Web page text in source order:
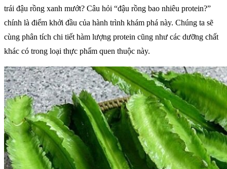
trái đậu rồng xanh mướt? Câu hỏi “đậu rồng bao nhiêu protein?”
chính là điểm khởi đầu của hành trình khám phá này. Chúng ta sẽ
cùng phân tích chi tiết hàm lượng protein cũng như các dưỡng chất
khác có trong loại thực phẩm quen thuộc này.